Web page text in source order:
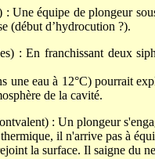
Une équipe de plongeur
(début d’hydrocution ?).
: En franchissant deux
une eau à 12°C) pourrait
de la cavité.
: Un plongeur
il n'arrive pas à
la surface. Il saigne du